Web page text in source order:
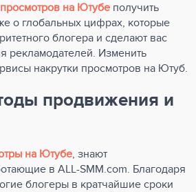
на Ютубе получить
о глобальных цифрах, которые
блогера и сделают вас
рекламодателей. Изменить
накрутки просмотров на Ютуб.
продвижения и
на Ютубе, знают
в ALL-SMM.com. Благодаря
блогеры в кратчайшие сроки